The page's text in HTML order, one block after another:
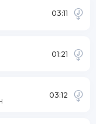
пальчик
03:11
01:21
03:12